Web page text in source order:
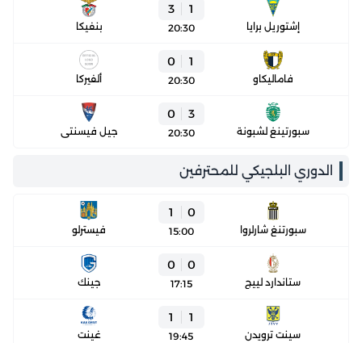
إشتوريل برايا
1
3
20:30 بنفيكا
فاماليكاو
1
0
20:30 ألفيركا
سبورتينغ لشبونة
3
0
20:30 جيل فيسنتي
الدوري البلجيكي للمحترفين
سبورتنغ شارلروا
0
1
15:00 فيسترلو
ستاندارد لييج
0
0
17:15 جينك
سينت ترويدن
1
1
19:45 غينت